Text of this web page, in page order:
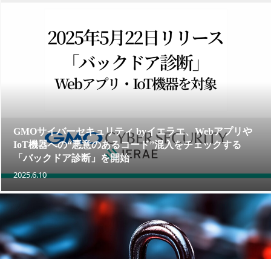
GMOサイバーセキュリティ byイエラエ、Webアプリや
IoT機器への“悪意のあるコード”混入をチェックする
「バックドア診断」を開始
2025.6.10